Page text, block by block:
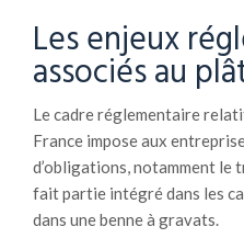
Les enjeux
associés au
Le cadre réglementaire
France impose aux
d’obligations, notamment le
fait partie intégré dans les
dans une benne à gravats.